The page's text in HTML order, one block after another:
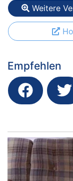
Weitere
Empfehlen